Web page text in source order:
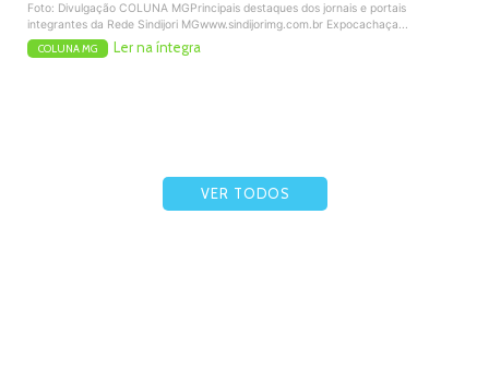
Foto: Divulgação COLUNA MGPrincipais destaques dos jornais e portais
integrantes da Rede Sindijori MGwww.sindijorimg.com.br Expocachaça...
COLUNA MG Ler na íntegra
VER TODOS